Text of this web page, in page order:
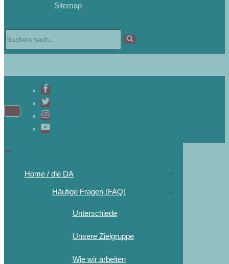
Sitemap
Home / die DA
Häufige Fragen (FAQ)
Unterschiede
Unsere Zielgruppe
Wie wir arbeiten